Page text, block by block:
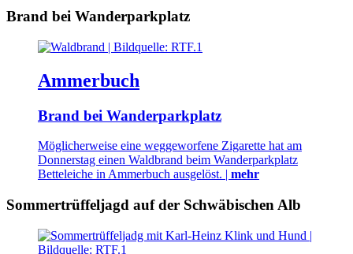
Brand bei Wanderparkplatz
Ammerbuch
Brand bei Wanderparkplatz
Möglicherweise eine weggeworfene Zigarette hat am
Donnerstag einen Waldbrand beim Wanderparkplatz
Betteleiche in Ammerbuch ausgelöst. | mehr
Sommertrüffeljagd auf der Schwäbischen Alb